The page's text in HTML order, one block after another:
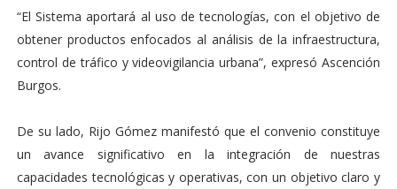
“El Sistema aportará al uso de tecnologías, con el objetivo de
obtener productos enfocados al análisis de la infraestructura,
control de tráfico y videovigilancia urbana”, expresó Ascención
Burgos.
De su lado, Rijo Gómez manifestó que el convenio constituye
un avance significativo en la integración de nuestras
capacidades tecnológicas y operativas, con un objetivo claro y